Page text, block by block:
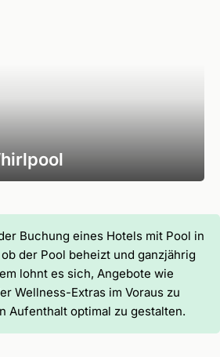
Buchung eines Hotels mit Pool in
der Pool beheizt und ganzjährig
lohnt es sich, Angebote wie
Wellness-Extras im Voraus zu
Aufenthalt optimal zu gestalten.